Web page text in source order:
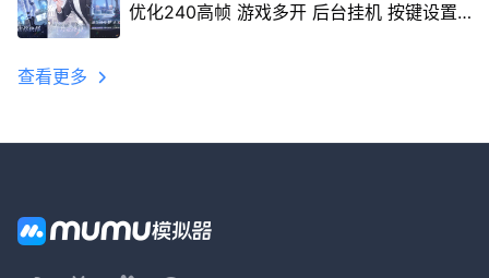
优化240高帧 游戏多开 后台挂机 按键设置
查看更多